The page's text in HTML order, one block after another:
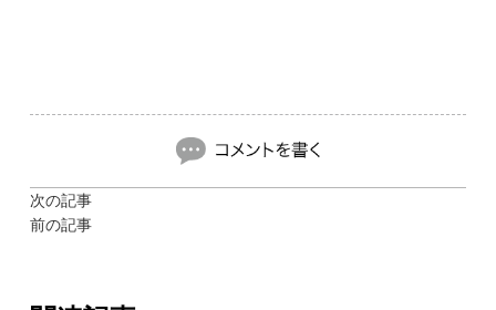
次の記事
前の記事